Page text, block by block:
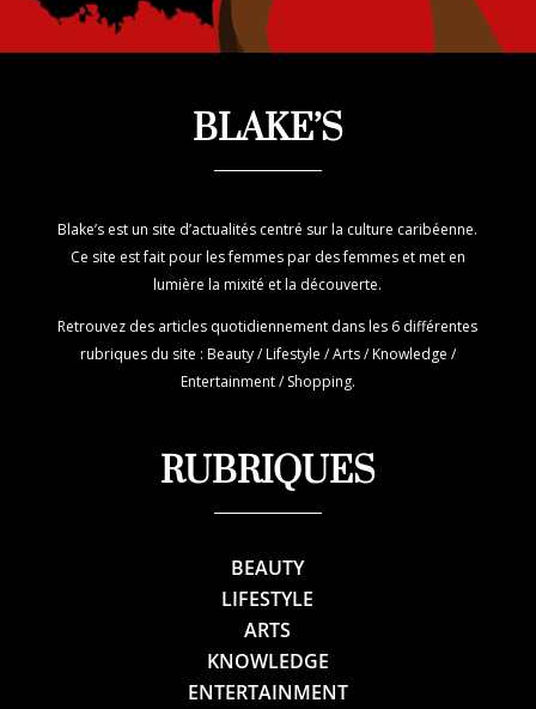
BLAKE’S
Blake’s est un site d’actualités centré sur la culture caribéenne.
Ce site est fait pour les femmes par des femmes et met en
lumière la mixité et la découverte.
Retrouvez des articles quotidiennement dans les 6 différentes
rubriques du site : Beauty / Lifestyle / Arts / Knowledge /
Entertainment / Shopping.
RUBRIQUES
BEAUTY
LIFESTYLE
ARTS
KNOWLEDGE
ENTERTAINMENT